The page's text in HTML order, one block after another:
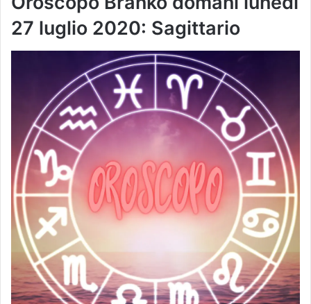
27 luglio 2020: Sagittario